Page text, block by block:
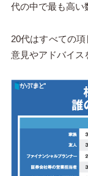
代の中で最も高い
20代はすべての
意見やアドバイス